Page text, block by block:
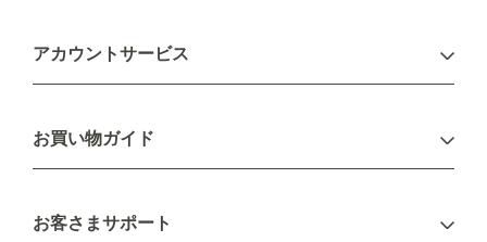
アカウントサービス
新規会員登録
お買い物ガイド
配送について
お客さまサポート